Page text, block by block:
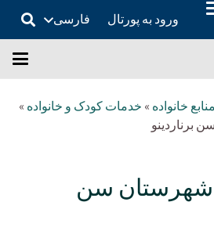
ورود به پورتال فارسی
خانواده » خدمات کودک و خانواده »
برناردینو
شهرستان سن